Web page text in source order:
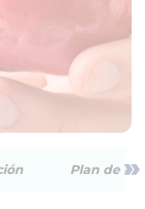
Plan de »